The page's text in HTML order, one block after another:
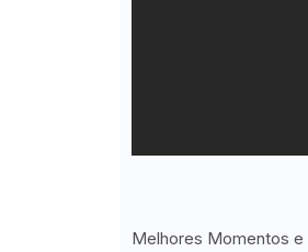
Melhores Momentos